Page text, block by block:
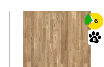
6